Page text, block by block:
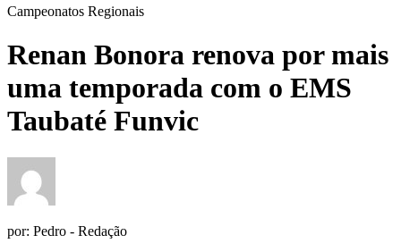
Campeonatos Regionais
Renan Bonora renova por mais
uma temporada com o EMS
Taubaté Funvic
por: Pedro - Redação